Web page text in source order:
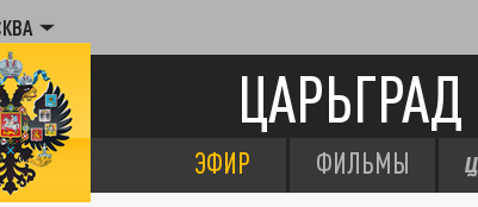
ЦАРЬГРАД
ЭФИР ФИЛЬМЫ